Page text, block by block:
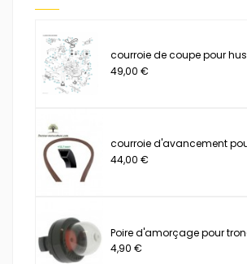
courroie de coupe pour
49,00 €
courroie d'avancement
44,00 €
Poire d'amorçage pour
4,90 €